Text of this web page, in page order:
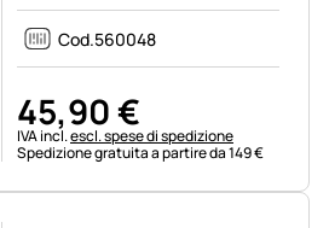
Cod.560048
45,90€
Informazioni fiscali:
IVA incl.escl. spese di spedizione
Spedizione gratuita a partire da 149 €